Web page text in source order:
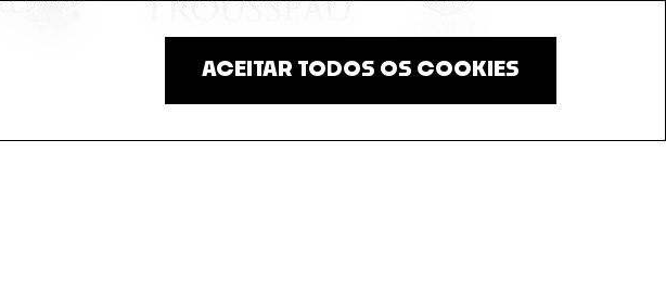
ACEITAR TODOS OS COOKIES